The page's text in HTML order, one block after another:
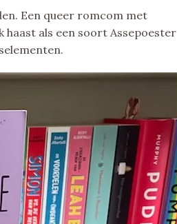
Een queer romcom met
haast als een soort Assepoester